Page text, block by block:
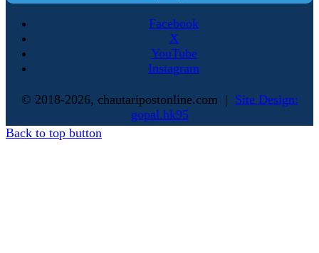
Facebook
X
YouTube
Instagram
© 2018-2026, chautaripostonline.com | Site Design:
gopal.hk95
Back to top button